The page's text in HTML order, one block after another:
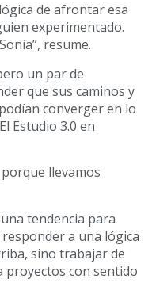
de afrontar esa
experimentado.
resume.
un par de
que sus caminos y
converger en lo
Estudio 3.0 en
llevamos
tendencia para
a una lógica
sino trabajar de
proyectos con sentido